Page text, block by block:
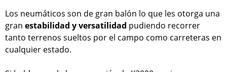
Los neumáticos son de gran balón lo que les otorga una
gran estabilidad y versatilidad pudiendo recorrer
tanto terrenos sueltos por el campo como carreteras en
cualquier estado.